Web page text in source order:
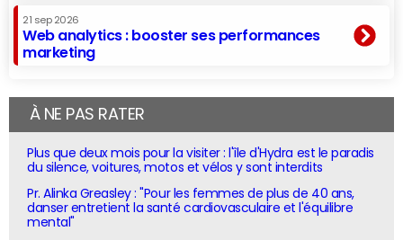
21 sep 2026
Web analytics : booster ses performances
marketing
À NE PAS RATER
Plus que deux mois pour la visiter : l'île d'Hydra est le paradis
du silence, voitures, motos et vélos y sont interdits
Pr. Alinka Greasley : "Pour les femmes de plus de 40 ans,
danser entretient la santé cardiovasculaire et l'équilibre
mental"